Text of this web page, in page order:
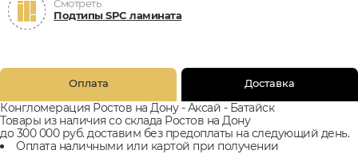
Смотреть
Подтипы SPC ламината
Оплата Доставка
Конгломерация Ростов на Дону - Аксай - Батайск
Товары из наличия со склада Ростов на Дону
до 300 000 руб. доставим без предоплаты на следующий день.
Оплата наличными или картой при получении